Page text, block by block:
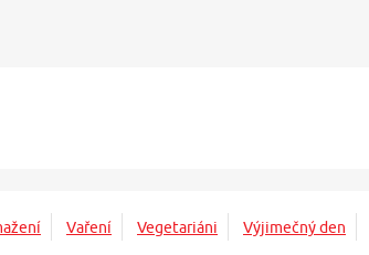
Vaření Vegetariáni
Výjimečný den